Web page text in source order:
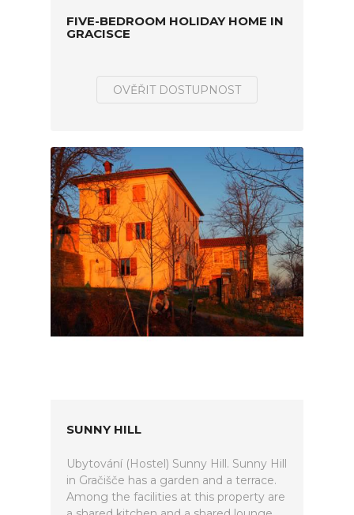
FIVE-BEDROOM HOLIDAY HOME IN
GRACISCE
OVĚŘIT DOSTUPNOST
SUNNY HILL
Ubytování (Hostel) Sunny Hill. Sunny Hill
in Gračišče has a garden and a terrace.
Among the facilities at this property are